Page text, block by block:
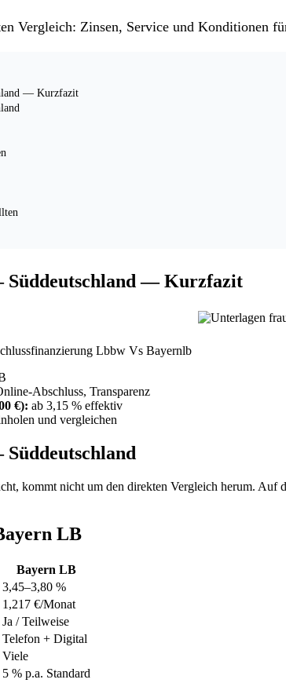
Vergleich: Zinsen, Service und Konditionen
— Kurzfazit
— Kurzfazit
Abschluss, Transparenz
€): ab 3,15 % effektiv
und vergleichen
kommt nicht um den direkten Vergleich herum.
LB
Bayern LB
3,45–3,80 %
1,217 €/Monat
Ja / Teilweise
Telefon + Digital
Viele
5 % p.a. Standard